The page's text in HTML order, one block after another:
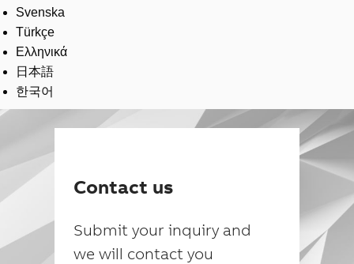
Svenska
Türkçe
Ελληνικά
日本語
한국어
Contact us
Submit your inquiry and
we will contact you